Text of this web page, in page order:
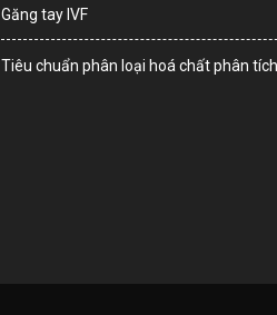
Găng tay IVF
Tiêu chuẩn phân loại hoá chất phân tích